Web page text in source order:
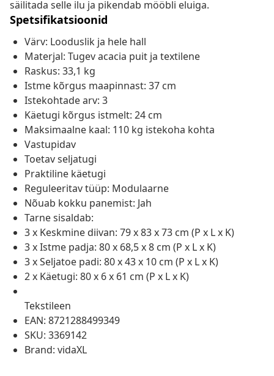
säilitada selle ilu ja pikendab mööbli eluiga.
Spetsifikatsioonid
Värv: Looduslik ja hele hall
Materjal: Tugev acacia puit ja textilene
Raskus: 33,1 kg
Istme kõrgus maapinnast: 37 cm
Istekohtade arv: 3
Käetugi kõrgus istmelt: 24 cm
Maksimaalne kaal: 110 kg istekoha kohta
Vastupidav
Toetav seljatugi
Praktiline käetugi
Reguleeritav tüüp: Modulaarne
Nõuab kokku panemist: Jah
Tarne sisaldab:
3 x Keskmine diivan: 79 x 83 x 73 cm (P x L x K)
3 x Istme padja: 80 x 68,5 x 8 cm (P x L x K)
3 x Seljatoe padi: 80 x 43 x 10 cm (P x L x K)
2 x Käetugi: 80 x 6 x 61 cm (P x L x K)
Tekstileen
EAN: 8721288499349
SKU: 3369142
Brand: vidaXL